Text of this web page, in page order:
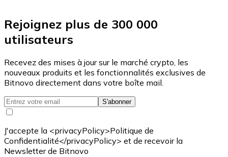
Rejoignez plus de 300 000
utilisateurs
Recevez des mises à jour sur le marché crypto, les
nouveaux produits et les fonctionnalités exclusives de
Bitnovo directement dans votre boîte mail.
S'abonner
J'accepte la <privacyPolicy>Politique de
Confidentialité</privacyPolicy> et de recevoir la
Newsletter de Bitnovo